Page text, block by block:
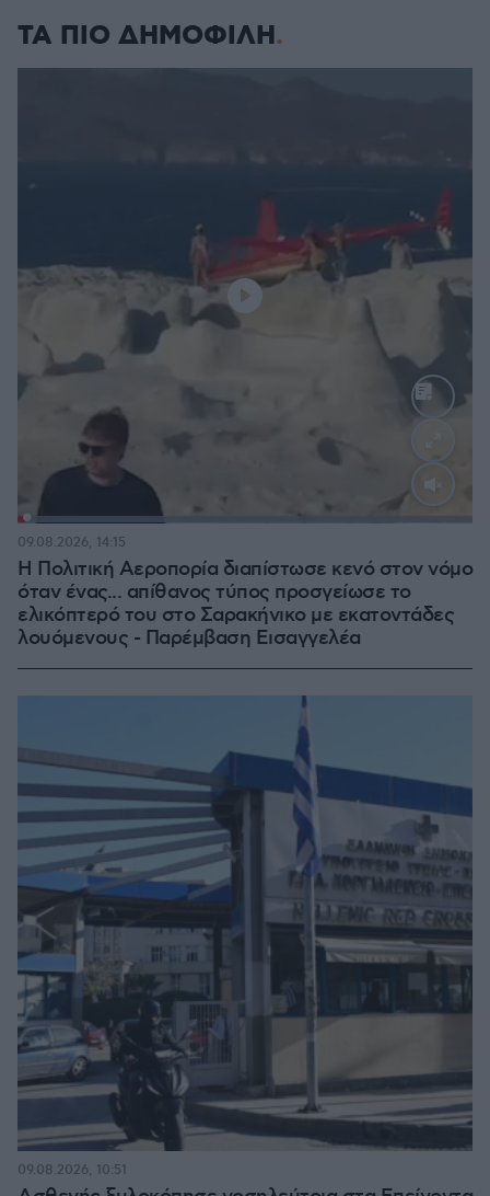
ΤΑ ΠΙΟ ΔΗΜΟΦΙΛΗ
Η Πολιτική Αεροπορία διαπίστωσε κενό στον νόμο
όταν ένας... απίθανος τύπος προσγείωσε το
ελικόπτερό του στο Σαρακήνικο με εκατοντάδες
λουόμενους - Παρέμβαση Εισαγγελέα
09.08.2026, 14:15
09.08.2026, 10:51